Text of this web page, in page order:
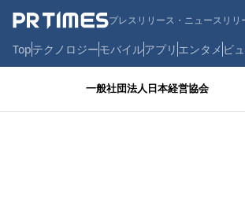
プレスリリース・ニュースリリ
Topテクノロジーモバイルアプリ エンタメ ビ
一般社団法人日本経営協会